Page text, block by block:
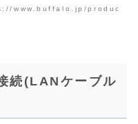
www.buffalo.jp/produc
続(LANケーブル